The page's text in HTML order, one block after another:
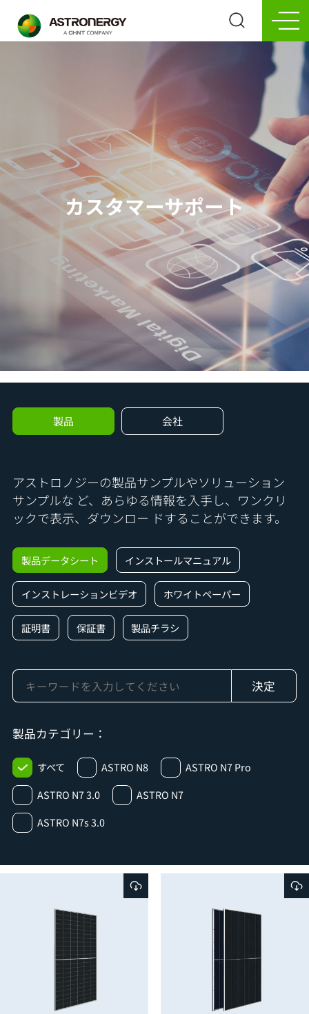
カスタマーサポート
製品 会社
アストロノジーの製品サンプルやソリューション
サンプルな ど、あらゆる情報を入手し、ワンクリ
ックで表示、ダウンロー ドすることができます。
製品データシート インストールマニュアル
インストレーションビデオ ホワイトペーパー
証明書 保証書 製品チラシ
製品カテゴリー：
すべて ASTRO N8
ASTRO N7 Pro
ASTRO N7 3.0
ASTRO N7
ASTRO N7s 3.0